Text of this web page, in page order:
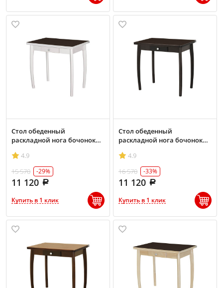
Стол обеденный
раскладной нога бочонок
4.9
15 570
-29%
11 120
Купить в 1 клик
Стол обеденный
раскладной нога бочонок
4.9
16 570
-33%
11 120
Купить в 1 клик